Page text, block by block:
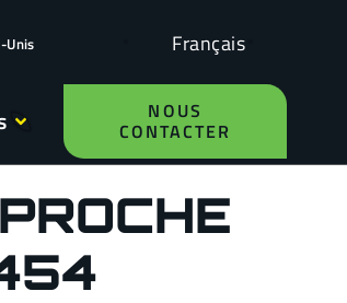
Unis Français
NOUS
CONTACTER